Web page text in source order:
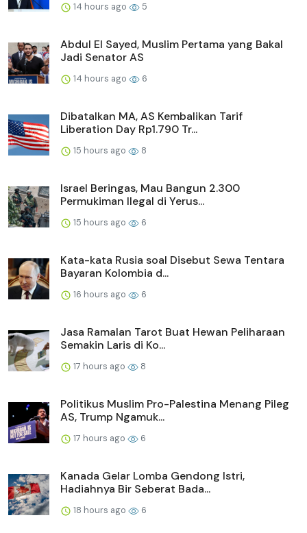
14 hours ago 5
Abdul El Sayed, Muslim Pertama yang Bakal
Jadi Senator AS
14 hours ago 6
Dibatalkan MA, AS Kembalikan Tarif
Liberation Day Rp1.790 Tr...
15 hours ago 8
Israel Beringas, Mau Bangun 2.300
Permukiman Ilegal di Yerus...
15 hours ago 6
Kata-kata Rusia soal Disebut Sewa Tentara
Bayaran Kolombia d...
16 hours ago 6
Jasa Ramalan Tarot Buat Hewan Peliharaan
Semakin Laris di Ko...
17 hours ago 8
Politikus Muslim Pro-Palestina Menang Pileg
AS, Trump Ngamuk...
17 hours ago 6
Kanada Gelar Lomba Gendong Istri,
Hadiahnya Bir Seberat Bada...
18 hours ago 6